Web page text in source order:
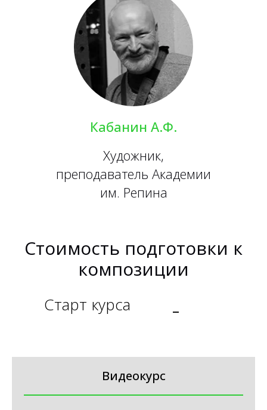
Кабанин А.Ф.
Художник,
преподаватель Академии
им. Репина
Стоимость подготовки к
композиции
Старт курса
Видеокурс